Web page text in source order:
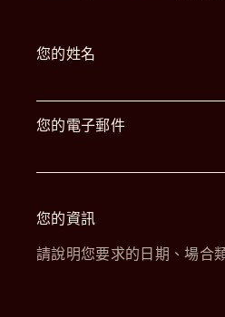
您的姓名
您的電子郵件
您的資訊